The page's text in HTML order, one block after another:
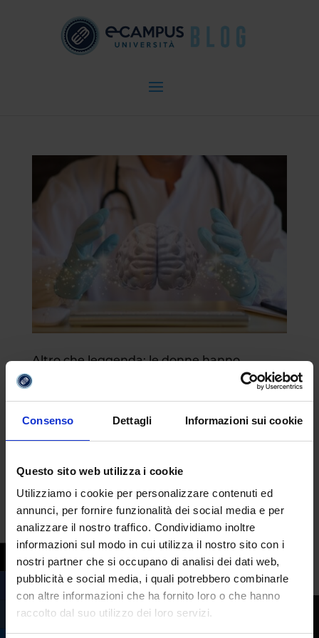
Consenso Dettagli Informazioni sui cookie
Questo sito web utilizza i cookie
Utilizziamo i cookie per personalizzare contenuti ed
annunci, per fornire funzionalità dei social media e per
analizzare il nostro traffico. Condividiamo inoltre
informazioni sul modo in cui utilizza il nostro sito con i
nostri partner che si occupano di analisi dei dati web,
pubblicità e social media, i quali potrebbero combinarle
con altre informazioni che ha fornito loro o che hanno
raccolto dal suo utilizzo dei loro servizi.
Altro che leggenda: le donne hanno
davvero una soglia del dolore più elevata
da
Set 18, 2025|
Attualità
C’è chi lo considera una leggenda
della mente. L’effetto placebo divide da
sempre: c’è davvero qualcosa che accade
nel corpo, o è solo un trucco della psiche?
passo avanti enorme. E...